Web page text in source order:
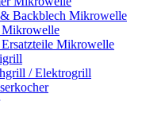
Backblech Mikrowelle
Ersatzteile Mikrowelle
/ Elektrogrill